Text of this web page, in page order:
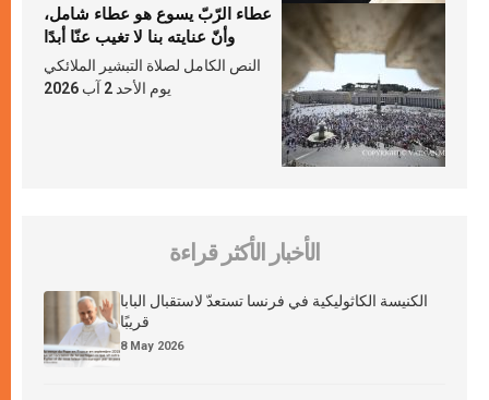
عطاء الرّبّ يسوع هو عطاء شامل،
وأنّ عنايته بنا لا تغيب عنّا أبدًا
النص الكامل لصلاة التبشير الملائكي
يوم الأحد 2 آب 2026
الأخبار الأكثر قراءة
الكنيسة الكاثوليكية في فرنسا تستعدّ لاستقبال البابا
قريبًا
8 May 2026